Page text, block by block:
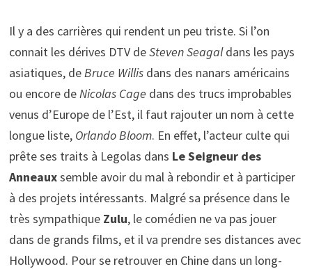
Il y a des carrières qui rendent un peu triste. Si l’on
connait les dérives DTV deSteven Seagaldans les pays
asiatiques, de Bruce Willisdans des nanars américains
ou encore de Nicolas Cage dans des trucs improbables
venus d’Europe de l’Est, il faut rajouter un nom à cette
longue liste, Orlando Bloom. En effet, l’acteur culte qui
prête ses traits à Legolas dans Le Seigneur des
Anneauxsemble avoir du mal à rebondir et à participer
à des projets intéressants. Malgré sa présence dans le
très sympathique Zulu, le comédien ne va pas jouer
dans de grands films, et il va prendre ses distances avec
Hollywood. Pour se retrouver en Chine dans un long-